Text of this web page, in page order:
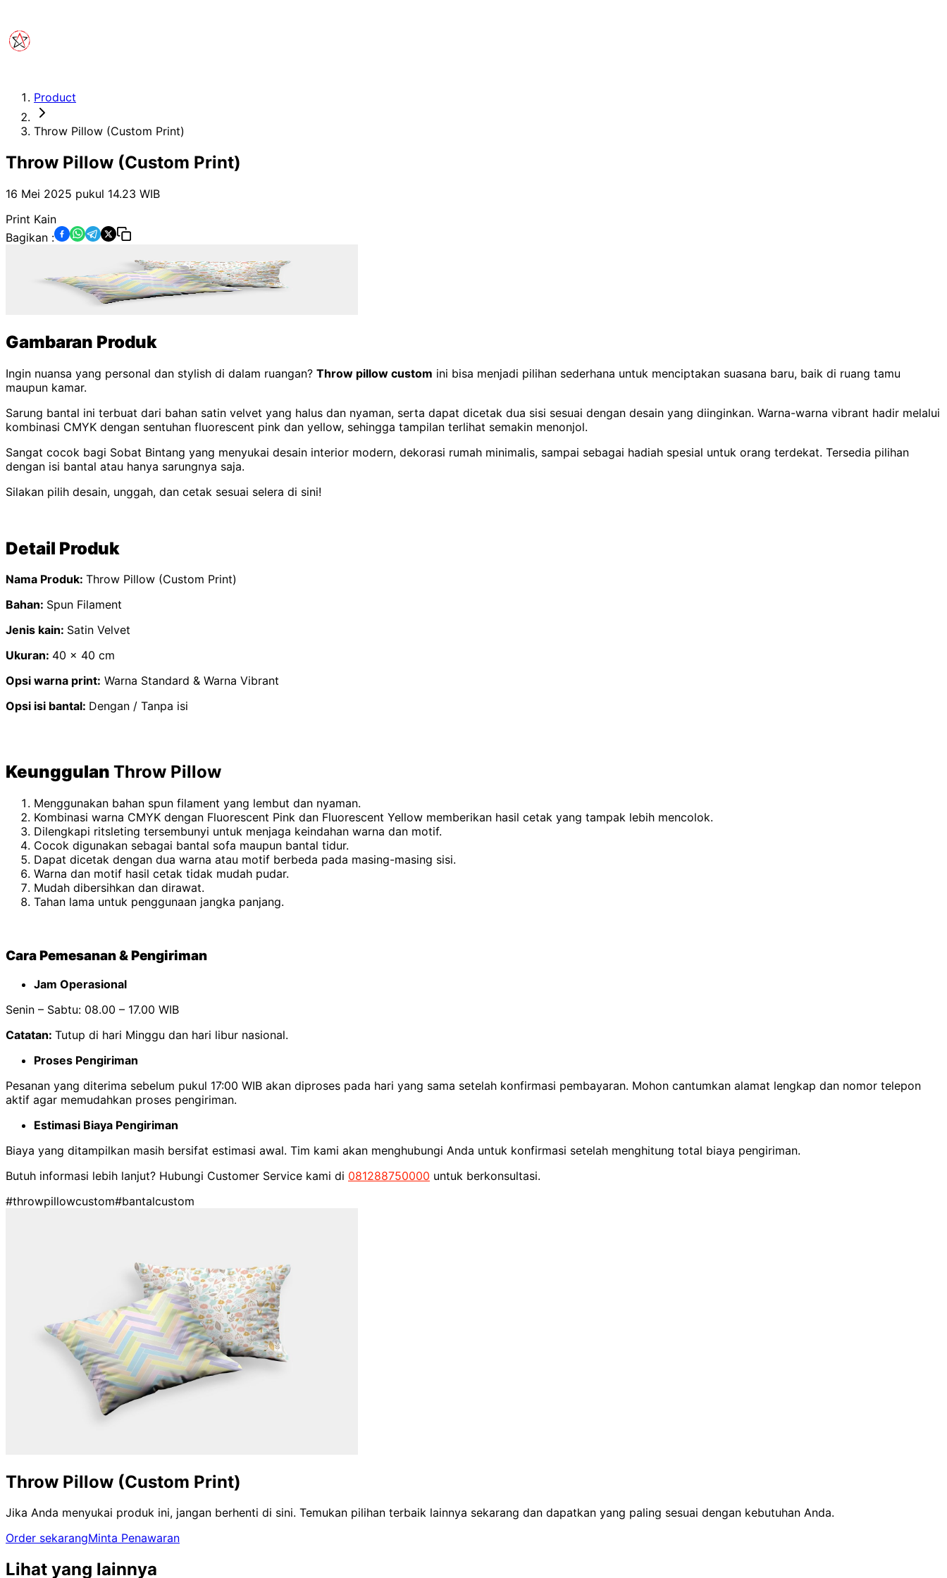
Product
Throw Pillow (Custom Print)
Throw Pillow (Custom Print)
16 Mei 2025 pukul 14.23 WIB
Print Kain
Bagikan :
Gambaran Produk
Ingin nuansa yang personal dan stylish di dalam ruangan? Throw pillow custom ini bisa menjadi pilihan sederhana untuk menciptakan suasana baru, baik di ruang tamu
maupun kamar.
Sarung bantal ini terbuat dari bahan satin velvet yang halus dan nyaman, serta dapat dicetak dua sisi sesuai dengan desain yang diinginkan. Warna-warna vibrant hadir melalui
kombinasi CMYK dengan sentuhan fluorescent pink dan yellow, sehingga tampilan terlihat semakin menonjol.
Sangat cocok bagi Sobat Bintang yang menyukai desain interior modern, dekorasi rumah minimalis, sampai sebagai hadiah spesial untuk orang terdekat. Tersedia pilihan
dengan isi bantal atau hanya sarungnya saja.
Silakan pilih desain, unggah, dan cetak sesuai selera di sini!
Detail Produk
Nama Produk: Throw Pillow (Custom Print)
Bahan: Spun Filament
Jenis kain: Satin Velvet
Ukuran: 40 x 40 cm
Opsi warna print: Warna Standard & Warna Vibrant
Opsi isi bantal: Dengan / Tanpa isi
Keunggulan Throw Pillow
Menggunakan bahan spun filament yang lembut dan nyaman.
Kombinasi warna CMYK dengan Fluorescent Pink dan Fluorescent Yellow memberikan hasil cetak yang tampak lebih mencolok.
Dilengkapi ritsleting tersembunyi untuk menjaga keindahan warna dan motif.
Cocok digunakan sebagai bantal sofa maupun bantal tidur.
Dapat dicetak dengan dua warna atau motif berbeda pada masing-masing sisi.
Warna dan motif hasil cetak tidak mudah pudar.
Mudah dibersihkan dan dirawat.
Tahan lama untuk penggunaan jangka panjang.
Cara Pemesanan & Pengiriman
Jam Operasional
Senin – Sabtu: 08.00 – 17.00 WIB
Catatan: Tutup di hari Minggu dan hari libur nasional.
Proses Pengiriman
Pesanan yang diterima sebelum pukul 17:00 WIB akan diproses pada hari yang sama setelah konfirmasi pembayaran. Mohon cantumkan alamat lengkap dan nomor telepon
aktif agar memudahkan proses pengiriman.
Estimasi Biaya Pengiriman
Biaya yang ditampilkan masih bersifat estimasi awal. Tim kami akan menghubungi Anda untuk konfirmasi setelah menghitung total biaya pengiriman.
Butuh informasi lebih lanjut? Hubungi Customer Service kami di 081288750000 untuk berkonsultasi.
#throwpillowcustom#bantalcustom
Throw Pillow (Custom Print)
Jika Anda menyukai produk ini, jangan berhenti di sini. Temukan pilihan terbaik lainnya sekarang dan dapatkan yang paling sesuai dengan kebutuhan Anda.
Order sekarangMinta Penawaran
Lihat yang lainnya